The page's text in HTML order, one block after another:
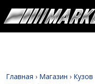
Главная › Магазин › Кузов